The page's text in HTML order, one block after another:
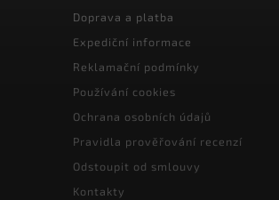
Doprava a platba
Expediční informace
Reklamační podmínky
Používání cookies
Ochrana osobních údajů
Pravidla prověřování recenzí
Odstoupit od smlouvy
Kontakty